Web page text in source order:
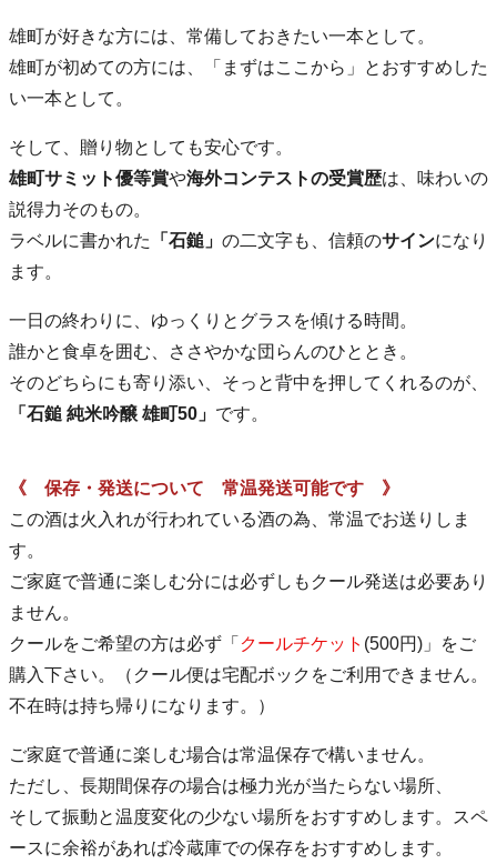
雄町が好きな方には、常備しておきたい一本として。
雄町が初めての方には、「まずはここから」とおすすめした
い一本として。
そして、贈り物としても安心です。
雄町サミット優等賞や海外コンテストの受賞歴は、味わいの
説得力そのもの。
ラベルに書かれた
「石鎚」 の二文字も、信頼のサインになり
ます。
一日の終わりに、ゆっくりとグラスを傾ける時間。
誰かと食卓を囲む、ささやかな団らんのひととき。
そのどちらにも寄り添い、そっと背中を押してくれるのが、
「石鎚 純米吟醸 雄町50」 です。
《 保存・発送について 常温発送可能です 》
この酒は火入れが行われている酒の為、常温でお送りしま
す。
ご家庭で普通に楽しむ分には必ずしもクール発送は必要あり
ません。
クールをご希望の方は必ず「 クールチケット (500円)」をご
購入下さい。（クール便は宅配ボックをご利用できません。
不在時は持ち帰りになります。）
ご家庭で普通に楽しむ場合は常温保存で構いません。
ただし、長期間保存の場合は極力光が当たらない場所、
そして振動と温度変化の少ない場所をおすすめします。スペ
ースに余裕があれば冷蔵庫での保存をおすすめします。